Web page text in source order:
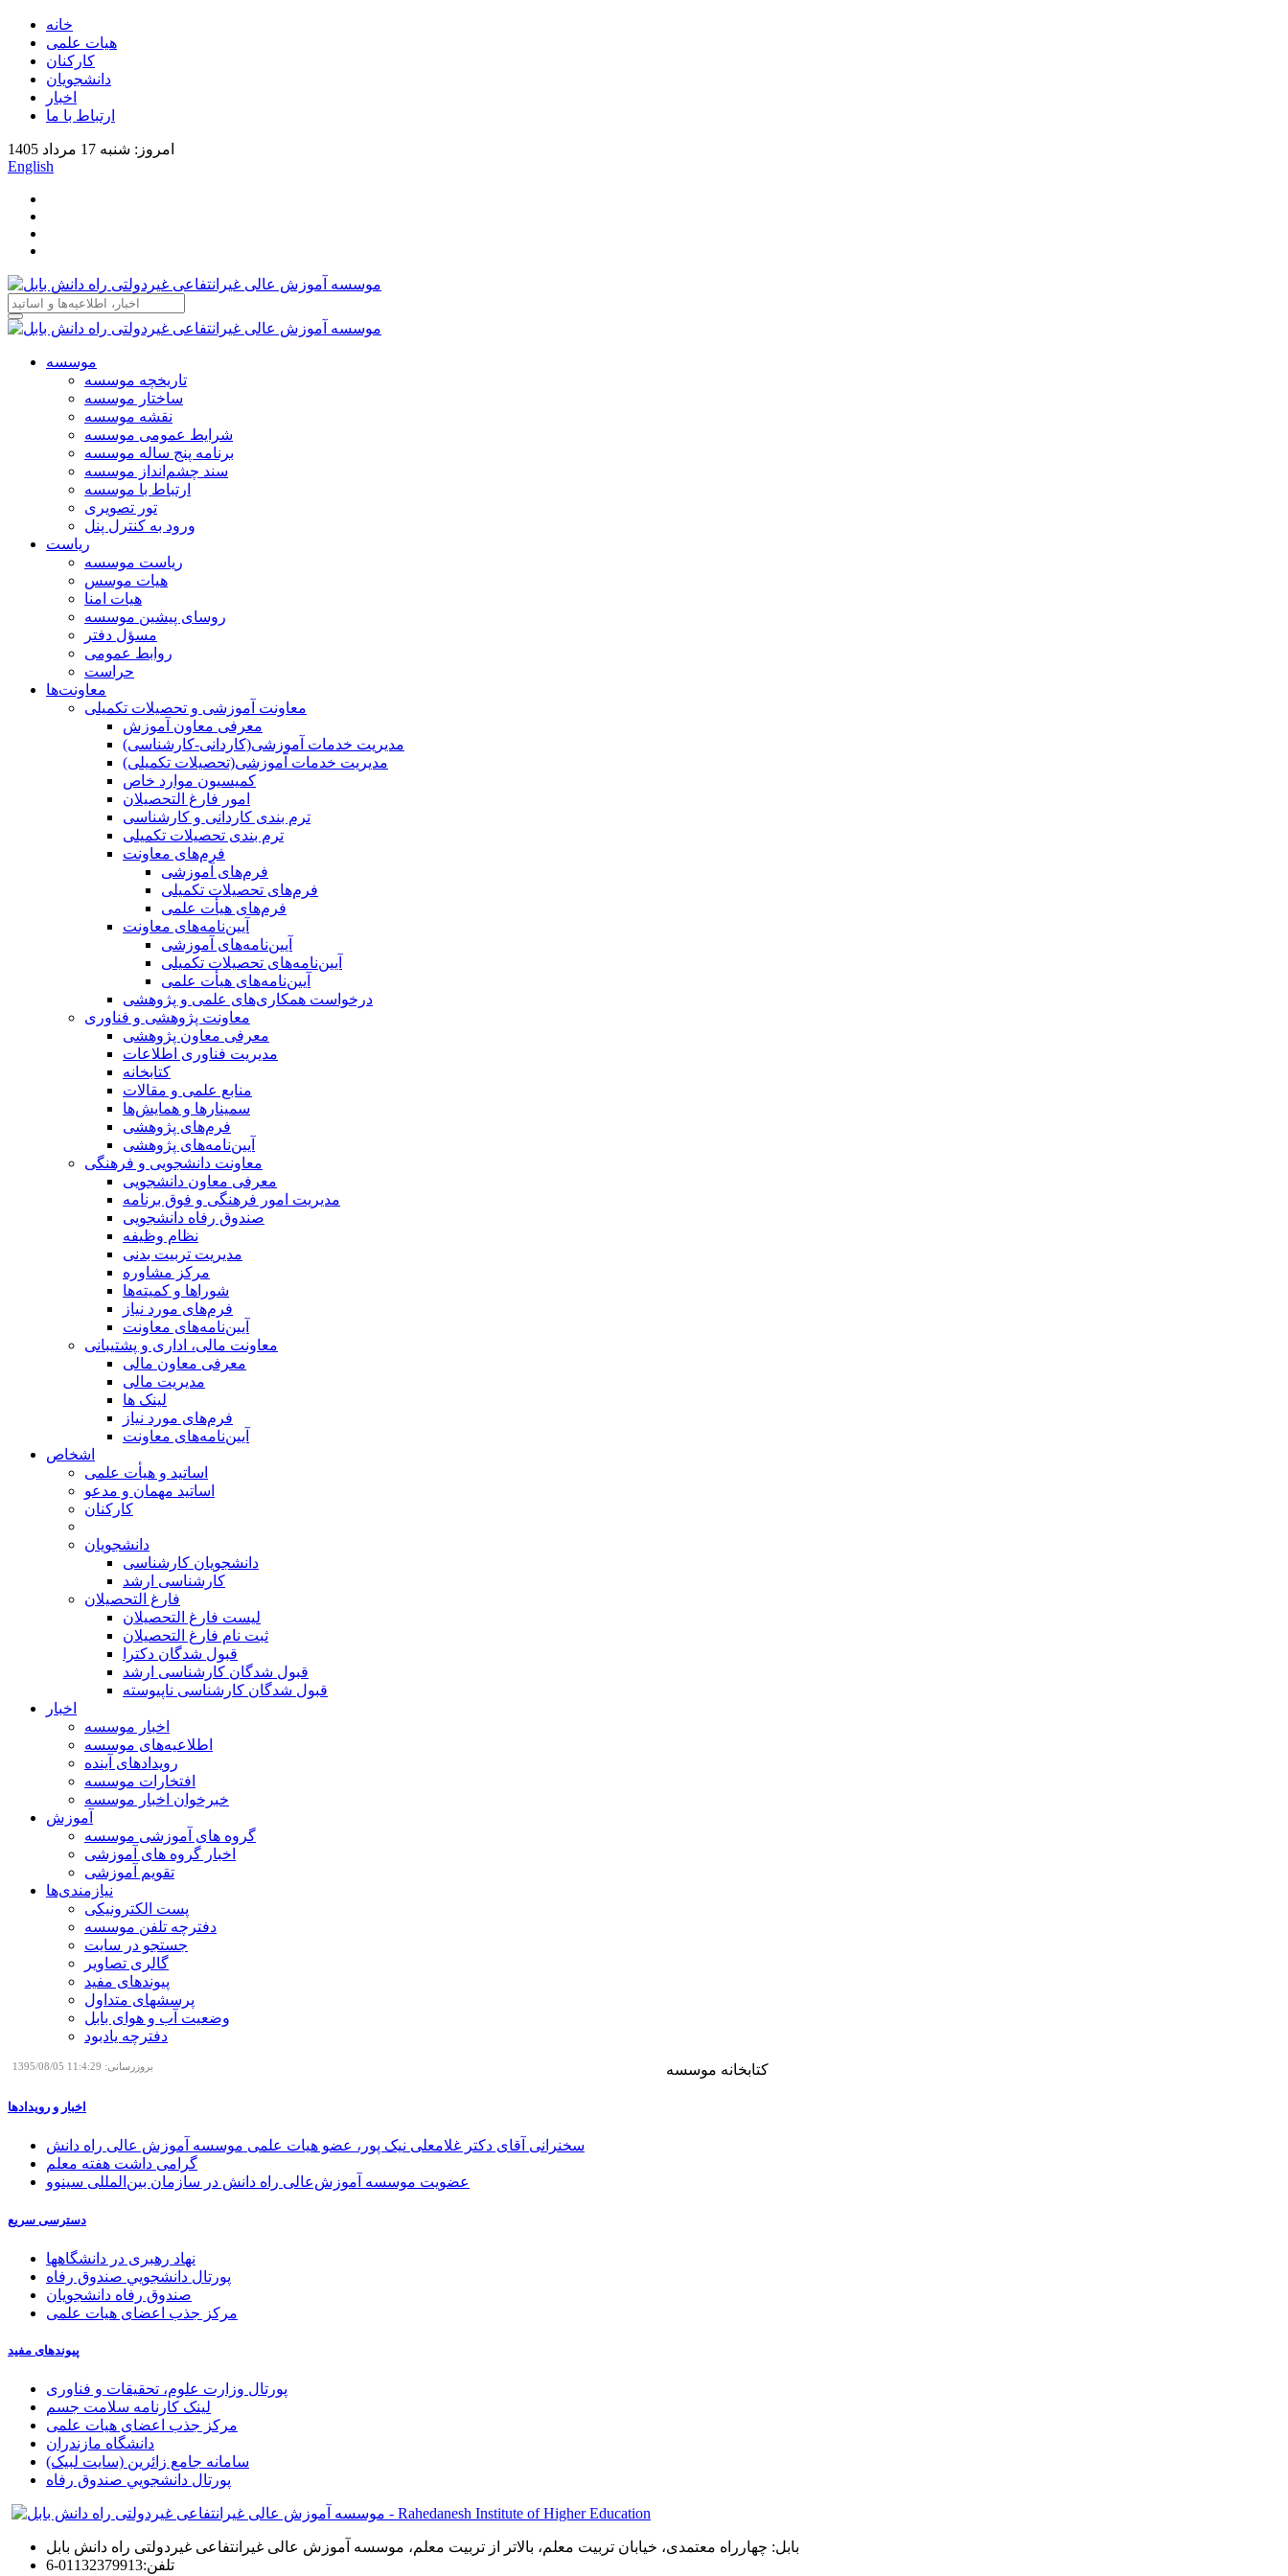
خانه
هیات علمی
کارکنان
دانشجویان
اخبار
ارتباط با ما
امروز: شنبه 17 مرداد 1405
English
موسسه
تاریخچه موسسه
ساختار موسسه
نقشه موسسه
شرایط عمومی موسسه
برنامه پنج ساله موسسه
سند چشم‌انداز موسسه
ارتباط با موسسه
تور تصویری
ورود به کنترل پنل
ریاست
ریاست موسسه
هیات موسس
هیات امنا
روسای پیشین موسسه
مسؤل دفتر
روابط عمومی
حراست
معاونت‌ها
معاونت آموزشی و تحصیلات تکمیلی
معرفی معاون آموزش
مدیریت خدمات آموزشی(کاردانی-کارشناسی)
مدیریت خدمات آموزشی(تحصیلات تکمیلی)
کمیسیون موارد خاص
امور فارغ التحصیلان
ترم بندی کاردانی و کارشناسی
ترم بندی تحصیلات تکمیلی
فرم‌های معاونت
فرم‌های آموزشی
فرم‌های تحصیلات تکمیلی
فرم‌های هیأت علمی
آیین‌نامه‌های معاونت
آیین‌نامه‌های آموزشی
آیین‌نامه‌های تحصیلات تکمیلی
آیین‌نامه‌های هیأت علمی
درخواست همکاری‌های علمی و پژوهشی
معاونت پژوهشی و فناوری
معرفی معاون پژوهشی
مدیریت فناوری اطلاعات
کتابخانه
منابع علمی و مقالات
سمینارها و همایش‌ها
فرم‌های پژوهشی
آیین‌نامه‌های پژوهشی
معاونت دانشجویی و فرهنگی
معرفی معاون دانشجویی
مدیریت امور فرهنگی و فوق برنامه
صندوق رفاه دانشجویی
نظام وظیفه
مدیریت تربیت بدنی
مرکز مشاوره
شوراها و کمیته‌ها
فرم‌های مورد نیاز
آیین‌نامه‌های معاونت
معاونت مالی، اداری و پشتیبانی
معرفی معاون مالی
مدیریت مالی
لینک ها
فرم‌های مورد نیاز
آیین‌نامه‌های معاونت
اشخاص
اساتید و هیأت علمی
اساتید مهمان و مدعو
کارکنان
دانشجویان
دانشجویان کارشناسی
کارشناسی ارشد
فارغ التحصیلان
لیست فارغ التحصیلان
ثبت نام فارغ التحصیلان
قبول شدگان دکترا
قبول شدگان کارشناسی ارشد
قبول شدگان کارشناسی ناپیوسته
اخبار
اخبار موسسه
اطلاعیه‌های موسسه
رویدادهای آینده
افتخارات موسسه
خبرخوان اخبار موسسه
آموزش
گروه های آموزشی موسسه
اخبار گروه های آموزشی
تقویم آموزشی
نیازمندی‌ها
پست الکترونیکی
دفترچه تلفن موسسه
جستجو در سایت
گالری تصاویر
پیوندهای مفید
پرسشهای متداول
وضعیت آب و هوای بابل
دفترچه یادبود
بروزرسانی: 11:4:29 1395/08/05 کتابخانه موسسه
اخبار و رویدادها
سخنرانی آقای دکتر غلامعلی نیک پور، عضو هیات علمی موسسه آموزش عالی راه دانش
گرامی داشت هفته معلم
عضویت موسسه آموزش‌عالی راه دانش در سازمان بین‌المللی سینوو
دسترسی سریع
نهاد رهبری در دانشگاهها
پورتال دانشجويي صندوق رفاه
صندوق رفاه دانشجویان
مرکز جذب اعضای هیات علمی
پیوندهای مفید
پورتال وزارت علوم، تحقیقات و فناوری
لینک کارنامه سلامت جسم
مرکز جذب اعضای هیات علمی
دانشگاه مازندران
سامانه جامع زائرین (سایت لبیک)
پورتال دانشجويي صندوق رفاه
بابل: چهارراه معتمدی، خیابان تربیت معلم، بالاتر از تربیت معلم، موسسه آموزش عالی غیرانتفاعی غیردولتی راه دانش بابل
تلفن:01132379913-6